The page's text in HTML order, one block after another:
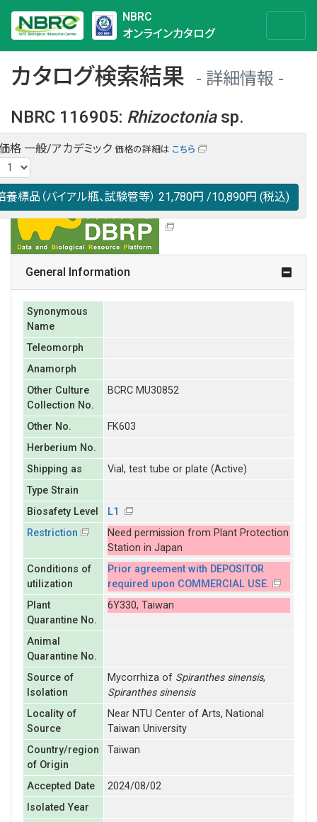
NBRC
オンラインカタログ
カタログ検索結果
詳細情報
NBRC 116905: Rhizoctoniasp.
NBRC 116905の情報や関連データは以下のバナー(DBRP)か
らご覧ください。
日本語での検索も可能です。
格 一般/アカデミック 価格の詳細は こちら
養標品（バイアル瓶、試験管等） 21,780円 /10,890円 (税込)
General Information
Synonymous
Name
Teleomorph
Anamorph
Other Culture
Collection No.
BCRC MU30852
Other No.
FK603
Herberium No.
Shipping as
Vial, test tube or plate (Active)
Type Strain
Biosafety Level
L1
Restriction
Need permission from Plant Protection
Station in Japan
Conditions of
utilization
Prior agreement with DEPOSITOR
required upon COMMERCIAL USE.
Plant
Quarantine No.
6Y330, Taiwan
Animal
Quarantine No.
Source of
Isolation
Mycorrhiza of Spiranthes sinensis,
Spiranthes sinensis
Locality of
Source
Near NTU Center of Arts, National
Taiwan University
Country/region
of Origin
Taiwan
Accepted Date
2024/08/02
Isolated Year